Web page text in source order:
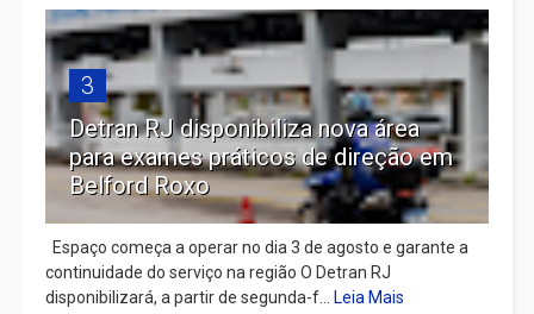
3
Detran RJ disponibiliza nova área
para exames práticos de direção em
Belford Roxo
Espaço começa a operar no dia 3 de agosto e garante a
continuidade do serviço na região O Detran RJ
disponibilizará, a partir de segunda-f... Leia Mais